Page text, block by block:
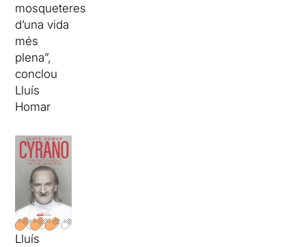
mosqueteres
d’una vida
més
plena”,
conclou
Lluís
Homar
Lluís